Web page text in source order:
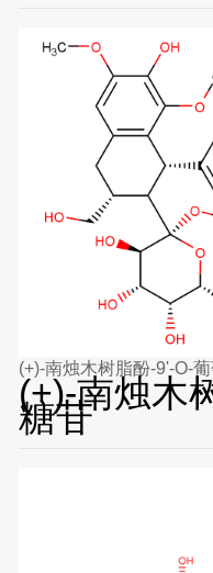
(+)-南烛木树脂酚-9'-O-
(+)-南烛木
糖苷